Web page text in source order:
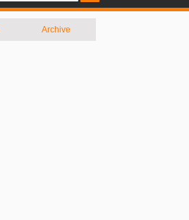
Archive